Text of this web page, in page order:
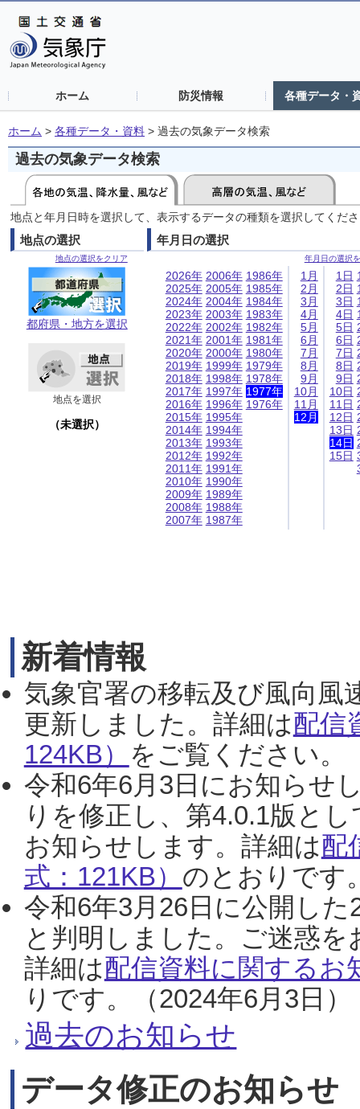
ホーム 防災情報 各種データ・
ホーム > 各種データ・資料 > 過去の気象データ検索
過去の気象データ検索
地点と年月日時を選択して、表示するデータの種類を選択してくだ
地点の選択
地点の選択をクリア
都府県・地方を選択
地点を選択
（未選択）
年月日の選択
年月日の選択
2026年
2025年
2024年
2023年
2022年
2021年
2020年
2019年
2018年
2017年
2016年
2015年
2014年
2013年
2012年
2011年
2010年
2009年
2008年
2007年
2006年
2005年
2004年
2003年
2002年
2001年
2000年
1999年
1998年
1997年
1996年
1995年
1994年
1993年
1992年
1991年
1990年
1989年
1988年
1987年
1986年
1985年
1984年
1983年
1982年
1981年
1980年
1979年
1978年
1977年
1976年
1月
2月
3月
4月
5月
6月
7月
8月
9月
10月
11月
12月
1日
2日
3日
4日
5日
6日
7日
8日
9日
10日
11日
12日
13日
14日
15日
新着情報
気象官署の移転及び風向風
更新しました。詳細は配信
124KB） をご覧ください。
令和6年6月3日にお知らせ
りを修正し、第4.0.1版と
お知らせします。詳細は配
式：121KB） のとおりです
令和6年3月26日に公開し
と判明しました。ご迷惑
詳細は配信資料に関するお
りです。（2024年6月3日）
過去のお知らせ
データ修正のお知らせ